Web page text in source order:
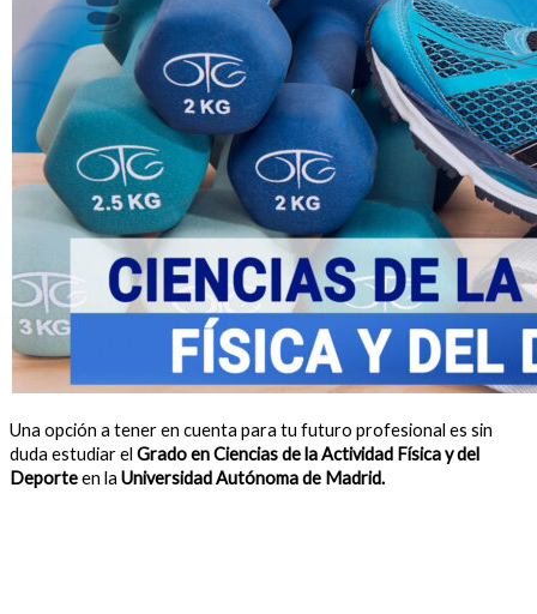
Una opción a tener en cuenta para tu futuro profesional es sin
duda estudiar el Grado en Ciencias de la Actividad Física y del
Deporteen la Universidad Autónoma de Madrid.